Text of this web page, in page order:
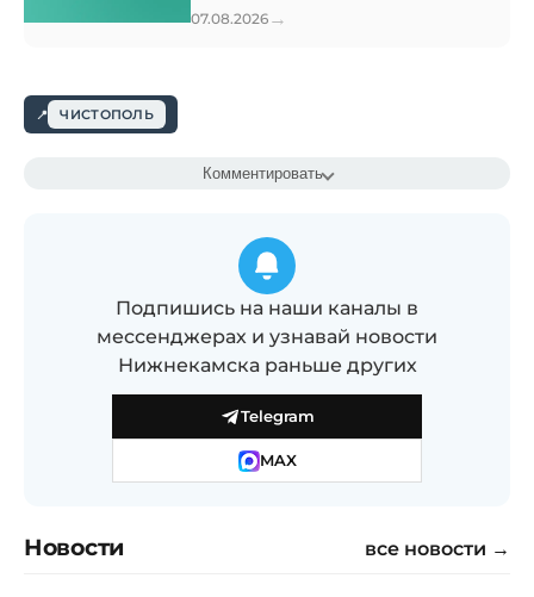
07.08.2026 →
ЧИСТОПОЛЬ
Комментировать
Подпишись на наши каналы в
мессенджерах и узнавай новости
Нижнекамска раньше других
Telegram
MAX
Новости все новости →